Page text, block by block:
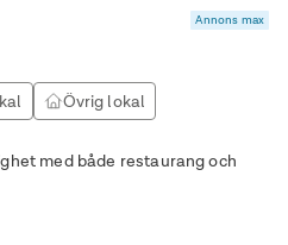
Annons max
Övrig lokal
med både restaurang och